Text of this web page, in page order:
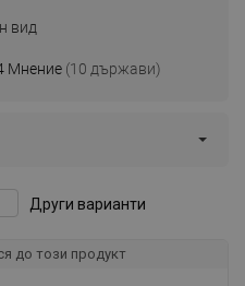
Мнение (10 държави)
вид
Други варианти
до този продукт